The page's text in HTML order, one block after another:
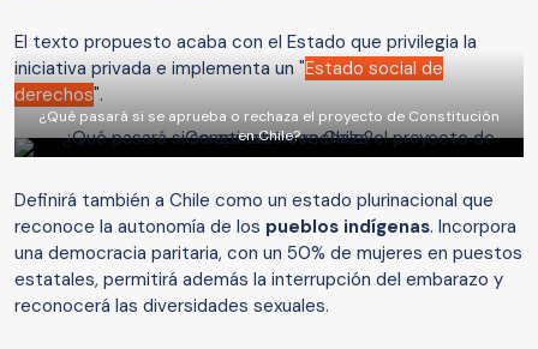
El texto propuesto acaba con el Estado que privilegia la
iniciativa privada e implementa un "Estado social de
derechos".
¿Qué pasará si se aprueba o rechaza el proyecto de Constitución
en Chile?
Definirá también a Chile como un estado plurinacional que
reconoce la autonomía de los pueblos indígenas. Incorpora
una democracia paritaria, con un 50% de mujeres en puestos
estatales, permitirá además la interrupción del embarazo y
reconocerá las diversidades sexuales.